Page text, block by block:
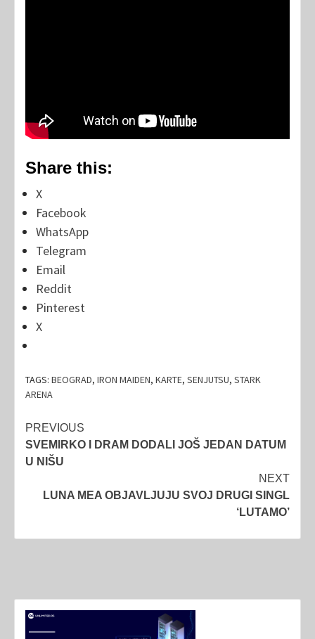
Share this:
X
Facebook
WhatsApp
Telegram
Email
Reddit
Pinterest
X
TAGS: BEOGRAD, IRON MAIDEN, KARTE, SENJUTSU, STARK
ARENA
Post
navigation
PREVIOUS
SVEMIRKO I DRAM DODALI JOŠ JEDAN DATUM
U NIŠU
NEXT
LUNA MEA OBJAVLJUJU SVOJ DRUGI SINGL
‘LUTAMO’